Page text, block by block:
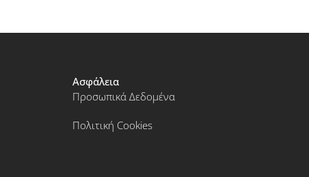
Ασφάλεια
Προσωπικά Δεδομένα
Πολιτική Cookies